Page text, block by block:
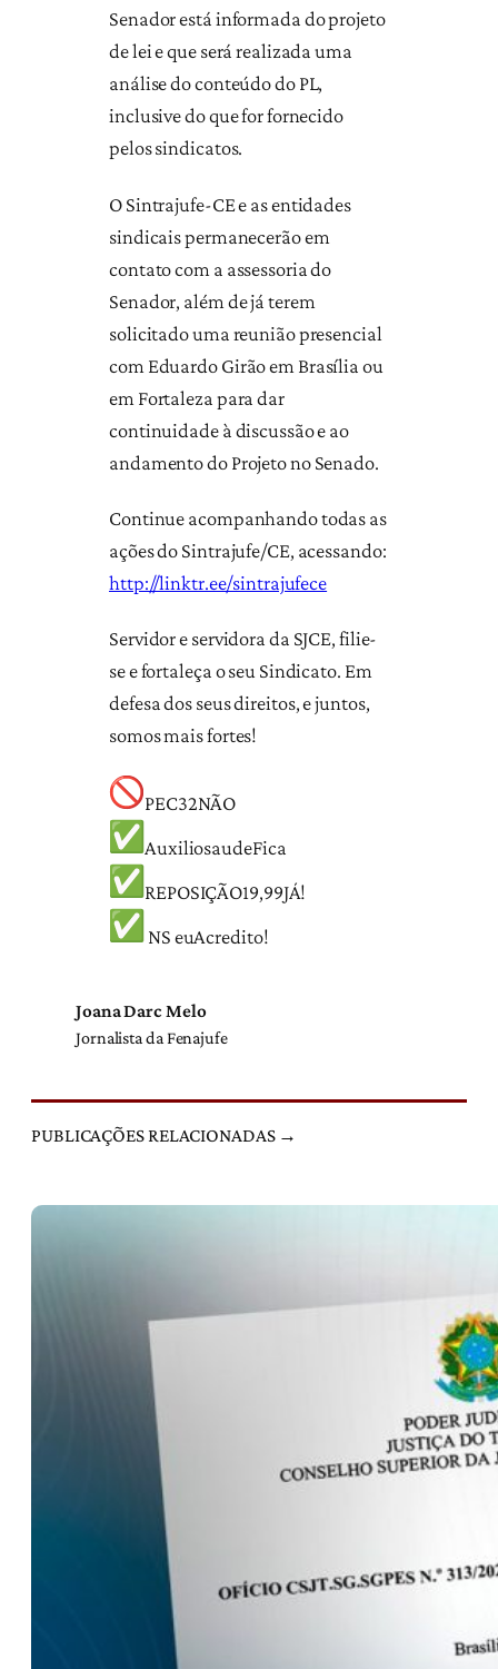
Senador está informada do projeto
de lei e que será realizada uma
análise do conteúdo do PL,
inclusive do que for fornecido
pelos sindicatos.
O Sintrajufe-CE e as entidades
sindicais permanecerão em
contato com a assessoria do
Senador, além de já terem
solicitado uma reunião presencial
com Eduardo Girão em Brasília ou
em Fortaleza para dar
continuidade à discussão e ao
andamento do Projeto no Senado.
Continue acompanhando todas as
ações do Sintrajufe/CE, acessando:
http://linktr.ee/sintrajufece
Servidor e servidora da SJCE, filie-
se e fortaleça o seu Sindicato. Em
defesa dos seus direitos, e juntos,
somos mais fortes!
PEC32NÃO
AuxiliosaudeFica
REPOSIÇÃO19,99JÁ!
NS euAcredito!
Joana Darc Melo
Jornalista da Fenajufe
PUBLICAÇÕES RELACIONADAS →